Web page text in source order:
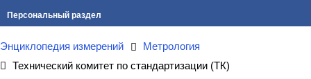
Персональный раздел
Энциклопедия измерений
Метрология
Технический комитет по стандартизации (ТК)